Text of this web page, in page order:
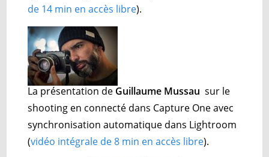
de 14 min en accès libre).
La présentation de Guillaume Mussau sur le
shooting en connecté dans Capture One avec
synchronisation automatique dans Lightroom
(vidéo intégrale de 8 min en accès libre).